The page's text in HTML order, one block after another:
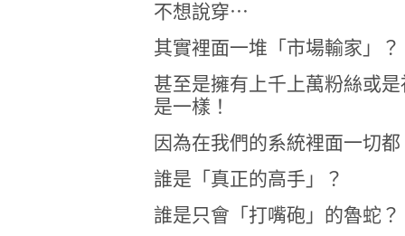
不想說穿⋯
其實裡面一堆「市場輸家」？
甚至是擁有上千上萬粉絲或
是一樣！
因為在我們的系統裡面一切
誰是「真正的高手」？
誰是只會「打嘴砲」的魯蛇？